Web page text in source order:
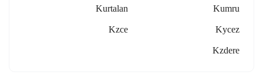
Kumru
Kurtalan
Kycez
Kzce
Kzdere